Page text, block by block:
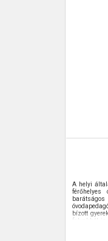
A helyi
férőhelyes
bízott
falvakból is
magyar,